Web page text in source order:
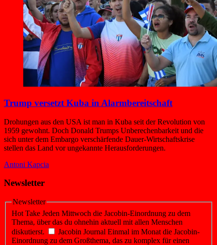
Trump versetzt Kuba in Alarmbereitschaft
Drohungen aus den USA ist man in Kuba seit der Revolution von
1959 gewohnt. Doch Donald Trumps Unberechenbarkeit und die
sich unter dem Embargo verschärfende Dauer-Wirtschaftskrise
stellen das Land vor ungekannte Herausforderungen.
Antoni Kapcia
Newsletter
Newsletter
Hot Take Jeden Mittwoch die Jacobin-Einordnung zu dem
Thema, über das du ohnehin aktuell mit allen Menschen
diskutierst.
Jacobin Journal Einmal im Monat die Jacobin-
Einordnung zu dem Großthema, das zu komplex für einen